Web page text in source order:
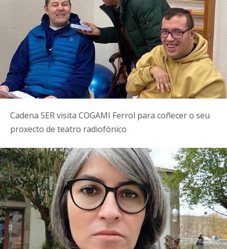
Cadena SER visita COGAMI Ferrol para coñecer o seu
proxecto de teatro radiofónico